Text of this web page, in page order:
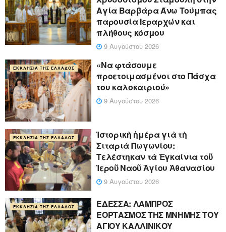
Αγία Βαρβάρα Άνω Τούμπας
παρουσία Ιεραρχών και
πλήθους κόσμου
9 Αυγούστου 2026
ΕΚΚΛΗΣΊΑ ΤΗΣ ΕΛΛΆΔΟΣ
«Να φτάσουμε
προετοιμασμένοι στο Πάσχα
του καλοκαιριού»
9 Αυγούστου 2026
ΕΚΚΛΗΣΊΑ ΤΗΣ ΕΛΛΆΔΟΣ
Ἱστορικὴ ἡμέρα γιὰ τὴ
Σιταριὰ Πωγωνίου:
Τελέστηκαν τὰ Ἐγκαίνια τοῦ
Ἱεροῦ Ναοῦ Ἁγίου Ἀθανασίου
9 Αυγούστου 2026
ΕΚΚΛΗΣΊΑ ΤΗΣ ΕΛΛΆΔΟΣ
ΕΔΕΣΣΑ: ΛΑΜΠΡΟΣ
ΕΟΡΤΑΣΜΟΣ ΤΗΣ ΜΝΗΜΗΣ ΤΟΥ
ΑΓΙΟΥ ΚΑΛΛΙΝΙΚΟΥ